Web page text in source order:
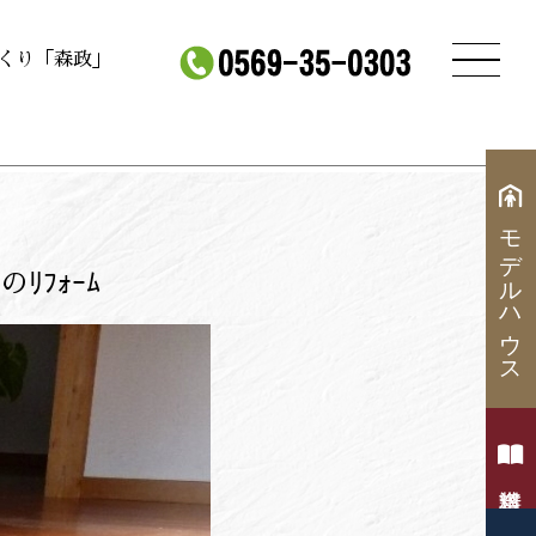
り「森政」
ﾘﾌｫｰﾑ モデルハウス